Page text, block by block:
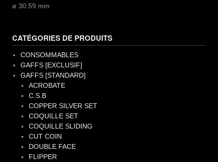
ø 30.59 mm
CATÉGORIES DE PRODUITS
CONSOMMABLES
GAFFS [EXCLUSIF]
GAFFS [STANDARD]
ACROBATE
C.S.B
COPPER SILVER SET
COQUILLE SET
COQUILLE SLIDING
CUT COIN
DOUBLE FACE
FLIPPER